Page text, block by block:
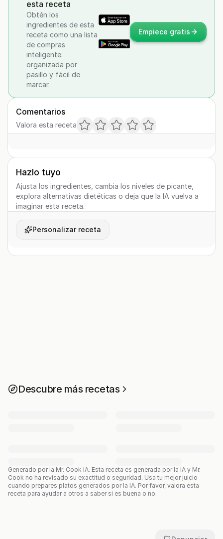
esta receta
Obtén los
ingredientes de esta
receta como una lista
de compras
inteligente:
organizada por
pasillo y fácil de
marcar.
Empiece gratis
Comentarios
Valora esta receta
Hazlo tuyo
Ajusta los ingredientes, cambia los niveles de picante,
explora alternativas dietéticas o deja que la IA vuelva a
imaginar esta receta.
Personalizar receta
Descubre más recetas
Generado por la Mr. Cook IA. Esta receta es generada por la IA y Mr.
Cook no ha revisado su exactitud o seguridad. Usa tu mejor juicio
cuando prepares platos generados por la IA. Por favor, valora esta
receta para ayudar a otros a saber si es buena o no.